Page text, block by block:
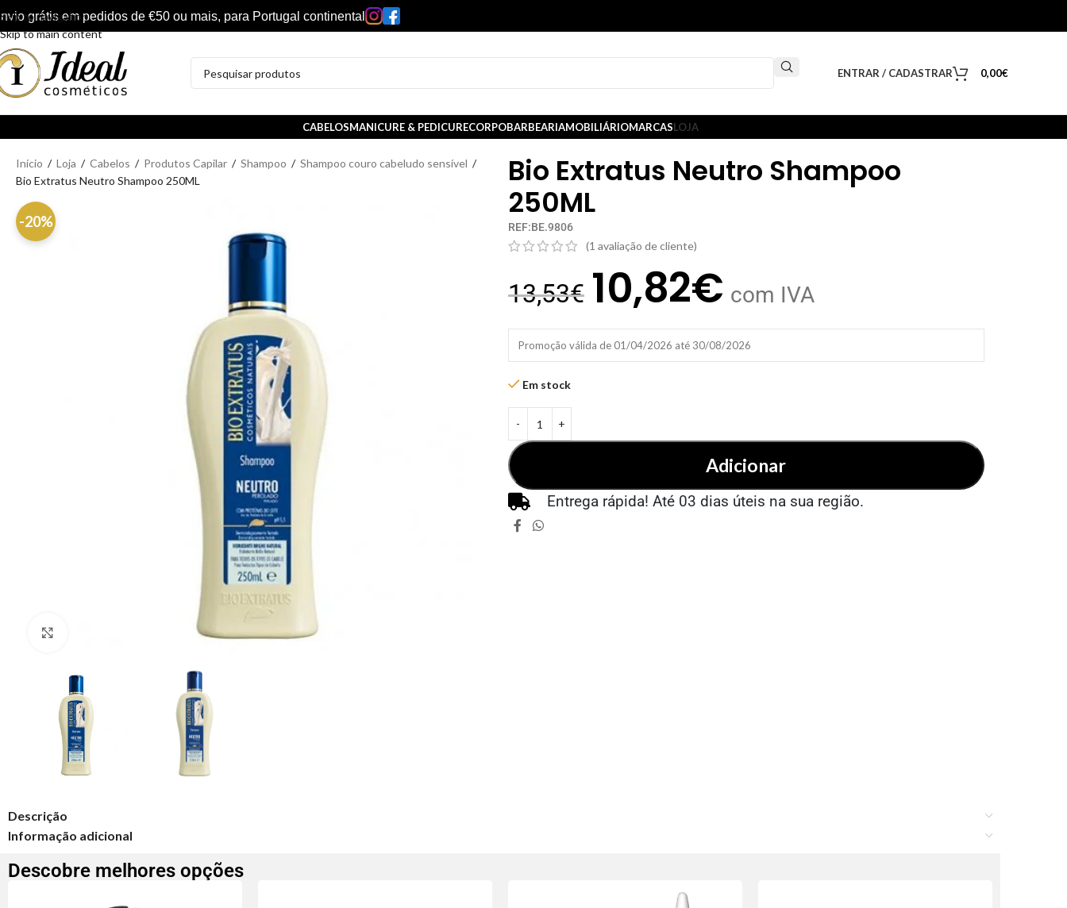
Skip to navigation
Skip to main content
grátis em pedidos de €50 ou mais, para Portugal continental
ENTRAR / CADASTRAR 0,00€
CABELOSMANICURE & PEDICURECORPOBARBEARIAMOBILIÁRIOMARCASLOJA
Início / Loja / Cabelos / Produtos Capilar / Shampoo / Shampoo couro cabeludo sensível /
Bio Extratus Neutro Shampoo 250ML
-20%
Bio Extratus Neutro Shampoo
250ML
REF:BE.9806
(1 avaliação de cliente)
13,53€ 10,82€ com IVA
Promoção válida de 01/04/2026 até 30/08/2026
Em stock
Adicionar
Entrega rápida! Até 03 dias úteis na sua região.
Descrição
Informação adicional
Descobre melhores opções